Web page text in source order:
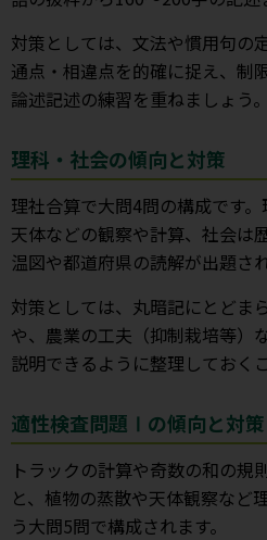
対策としては、文法や慣用句の
通点・相違点を的確に捉え、制
論述記述の練習を重ねましょう。
理科・社会の傾向と対策
理社合算で大問4問の構成です
天体などの観察や計算、社会は
温図や都道府県の読解が出題され
対策としては、丸暗記にとどま
や、農業の工夫（抑制栽培等）
説明できるように整理しておく
適性検査問題Ⅰの傾向と対策
トラックの計算や奇数の和の規
と、植物の蒸散や天体観察など
う大問5問で構成されます。